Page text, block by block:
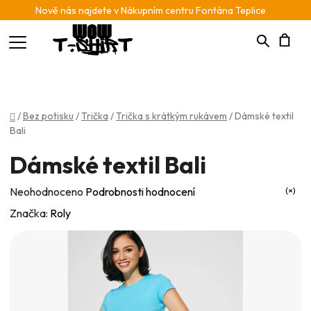
Nově nás najdete v Nákupním centru Fontána Teplice
Hledat
Domů
/Bez potisku /Trička /Trička s krátkým rukávem /Dámské textil
Bali
Dámské textil Bali
Průměrné
hodnocení
Neohodnoceno Podrobnosti hodnocení
Značka: Roly